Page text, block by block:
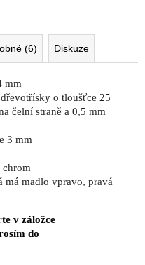
(6) Diskuze
mm
o tloušťce 25
čelní straně a 0,5 mm
3 mm
chrom
má madlo vpravo, pravá
v záložce
do